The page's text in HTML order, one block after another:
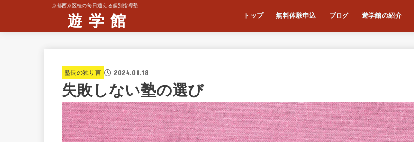
京都西京区桂の毎日通える個別指導塾
遊 学 館 トップ 無料体験申込 ブログ 遊学館の紹介
塾長の独り言 2024.08.18
失敗しない塾の選び